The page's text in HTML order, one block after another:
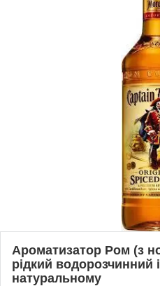
Ароматизатор Ром (з
рідкий водорозчинний
натуральному